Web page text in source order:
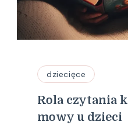
dziecięce
Rola czytania
mowy u dzieci